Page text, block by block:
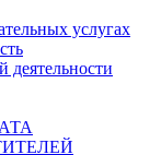
услугах
деятельности